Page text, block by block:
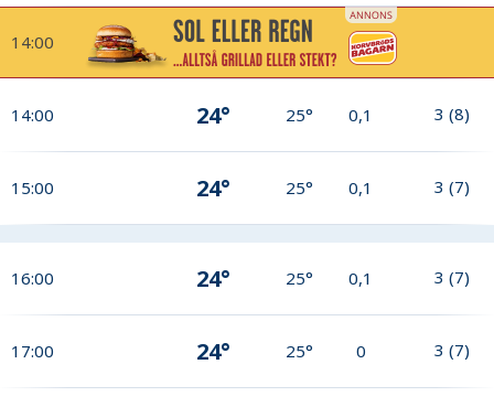
14:00
14:00 24° 25° 0,1 3 (8)
15:00 24° 25° 0,1 3 (7)
16:00 24° 25° 0,1 3 (7)
17:00 24° 25° 0 3 (7)